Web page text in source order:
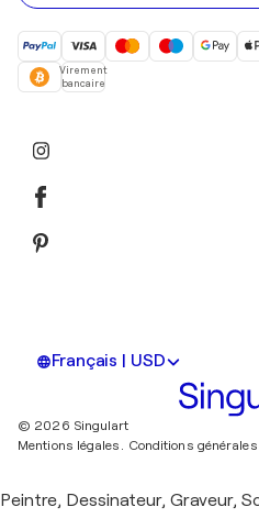
Virement
bancaire
Français | USD
© 2026 Singulart
Mentions légales. Conditions générales
Peintre, Dessinateur, Graveur,